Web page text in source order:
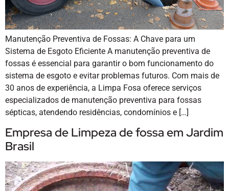
Manutenção Preventiva de Fossas: A Chave para um
Sistema de Esgoto Eficiente A manutenção preventiva de
fossas é essencial para garantir o bom funcionamento do
sistema de esgoto e evitar problemas futuros. Com mais de
30 anos de experiência, a Limpa Fosa oferece serviços
especializados de manutenção preventiva para fossas
sépticas, atendendo residências, condomínios e […]
Empresa de Limpeza de fossa em Jardim
Brasil